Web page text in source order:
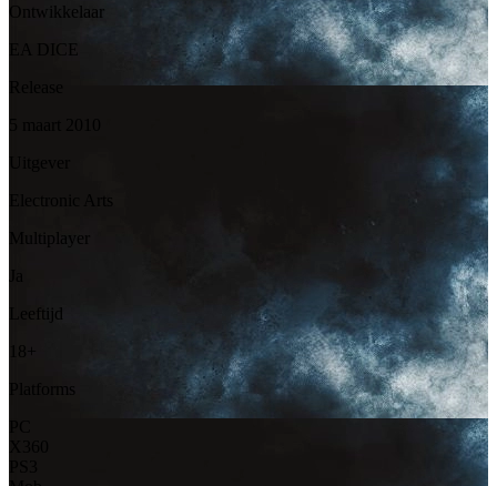
Ontwikkelaar
EA DICE
Electronic Arts
Multiplayer
Leeftijd
18+
Platforms